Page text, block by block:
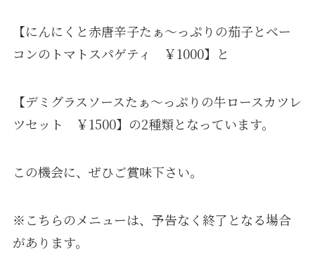
【にんにくと赤唐辛子たぁ～っぷりの茄子とベー
コンのトマトスパゲティ ￥1000】と
【デミグラスソースたぁ～っぷりの牛ロースカツレ
ツセット ￥1500】の2種類となっています。
この機会に、ぜひご賞味下さい。
※こちらのメニューは、予告なく終了となる場合
があります。